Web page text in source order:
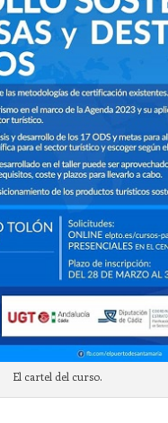
El cartel del curso.